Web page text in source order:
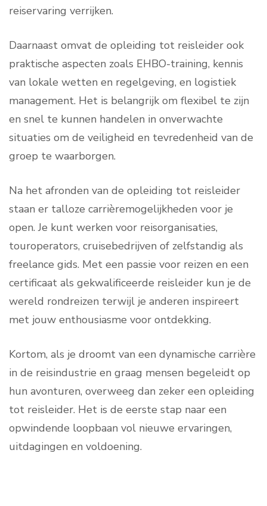
reiservaring verrijken.
Daarnaast omvat de opleiding tot reisleider ook
praktische aspecten zoals EHBO-training, kennis
van lokale wetten en regelgeving, en logistiek
management. Het is belangrijk om flexibel te zijn
en snel te kunnen handelen in onverwachte
situaties om de veiligheid en tevredenheid van de
groep te waarborgen.
Na het afronden van de opleiding tot reisleider
staan er talloze carrièremogelijkheden voor je
open. Je kunt werken voor reisorganisaties,
touroperators, cruisebedrijven of zelfstandig als
freelance gids. Met een passie voor reizen en een
certificaat als gekwalificeerde reisleider kun je de
wereld rondreizen terwijl je anderen inspireert
met jouw enthousiasme voor ontdekking.
Kortom, als je droomt van een dynamische carrière
in de reisindustrie en graag mensen begeleidt op
hun avonturen, overweeg dan zeker een opleiding
tot reisleider. Het is de eerste stap naar een
opwindende loopbaan vol nieuwe ervaringen,
uitdagingen en voldoening.